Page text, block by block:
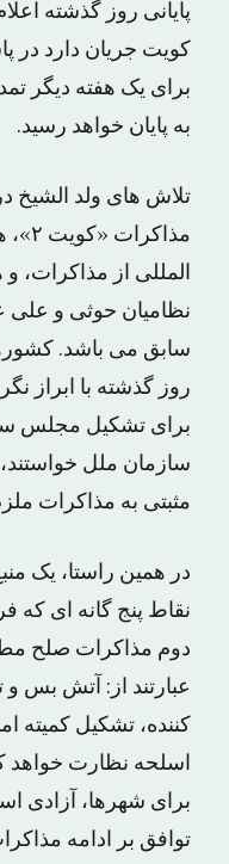
پایانی روز گذشته
کویت جریان دارد در
برای یک هفته دیگر
به پایان خواهد رسید.
تلاش های ولد الشیخ
المللی از مذاکرات،
نظامیان حوثی و علی
سابق می باشد.
روز گذشته با ابراز
برای تشکیل مجلس
سازمان ملل
مثبتی به مذاکرات
در همین راستا، یک
نقاط پنج گانه ای که
دوم مذاکرات صلح
عبارتند از: آتش بس
کننده، تشکیل کمیته
اسلحه نظارت خواهد
برای شهرها، آزادی
توافق بر ادامه